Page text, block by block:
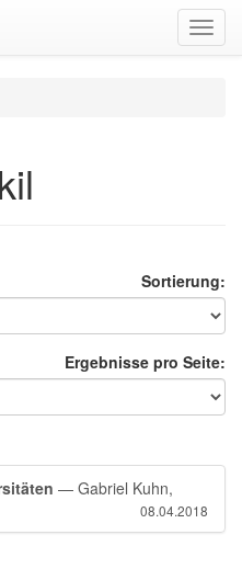
Sortierung:
Ergebnisse pro Seite:
— Gabriel Kuhn,
08.04.2018